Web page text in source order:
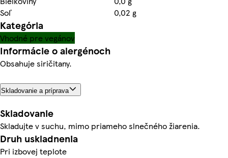
Soľ
0,02 g
Kategória
Vhodné pre vegánov
Informácie o alergénoch
Obsahuje siričitany.
Skladovanie a príprava
Skladovanie
Skladujte v suchu, mimo priameho slnečného žiarenia.
Druh uskladnenia
Pri izbovej teplote